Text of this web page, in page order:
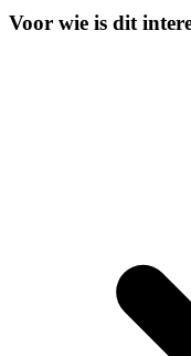
Voor wie is dit